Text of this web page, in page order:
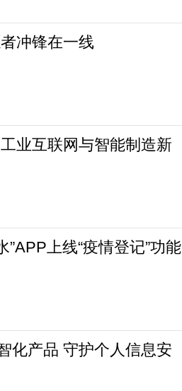
冲锋在一线
业互联网与智能制造新
上线“疫情登记”功能
化产品 守护个人信息安